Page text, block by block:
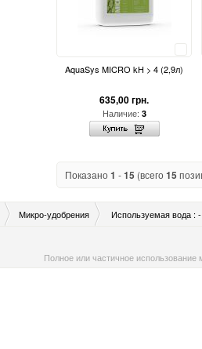
AquaSys MICRO kH > 4 (2,9л)
635,00 грн.
Наличие: 3
Показано1 -15 (всего15
Микро-удобрения
Используемая вода : -
Полное или частичное